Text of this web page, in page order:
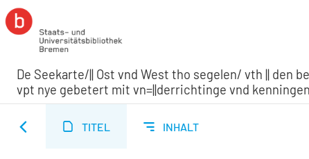
De Seekarte/|| Ost vnd West tho segelen/ vth || den
vpt nye gebetert mit vn=||derrichtinge vnd
TITEL INHALT